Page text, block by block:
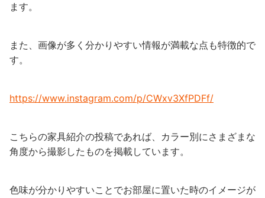
ます。
また、画像が多く分かりやすい情報が満載な点も特徴的で
す。
https://www.instagram.com/p/CWxv3XfPDFf/
こちらの家具紹介の投稿であれば、カラー別にさまざまな
角度から撮影したものを掲載しています。
色味が分かりやすいことでお部屋に置いた時のイメージが